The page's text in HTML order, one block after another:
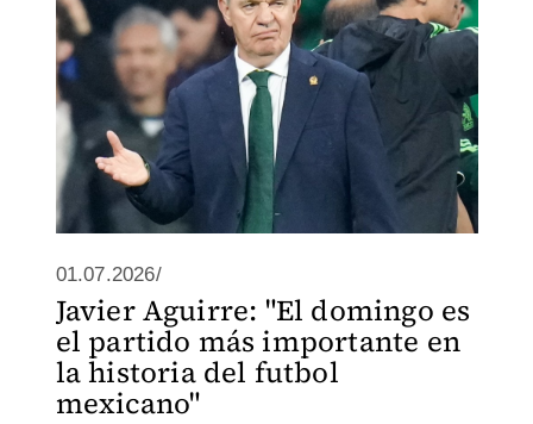
01.07.2026/
Javier Aguirre: "El domingo es
el partido más importante en
la historia del futbol
mexicano"